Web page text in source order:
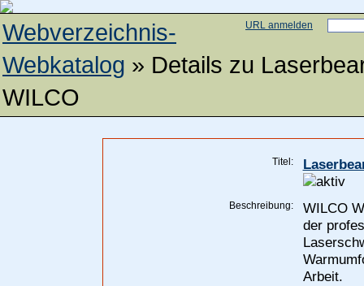
URL anmelden
Webverzeichnis-
Webkatalog » Details zu
WILCO
Titel:
Beschreibung:
WILCO
der
Arbeit.